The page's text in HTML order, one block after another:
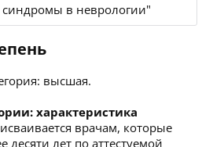
в неврологии"
высшая.
характеристика
врачам, которые
десяти лет по аттестуемой